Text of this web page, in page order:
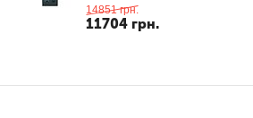
14851 грн.
11704 грн.